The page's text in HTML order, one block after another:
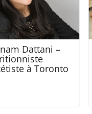
Amalraj –
à